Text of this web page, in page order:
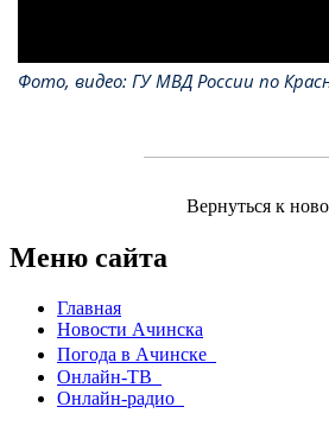
Фото, видео: ГУ МВД России по
Вернуться к
Меню сайта
Главная
Новости Ачинска
Погода в Ачинске
Онлайн-ТВ
Онлайн-радио